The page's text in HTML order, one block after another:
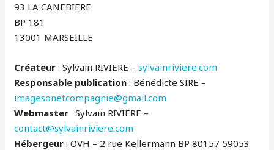
93 LA CANEBIERE
BP 181
13001 MARSEILLE
Créateur : Sylvain RIVIERE –sylvainriviere.com
Responsable publication : Bénédicte SIRE –
imagesonetcompagnie@gmail.com
Webmaster : Sylvain RIVIERE –
contact@sylvainriviere.com
Hébergeur : OVH – 2 rue Kellermann BP 80157 59053